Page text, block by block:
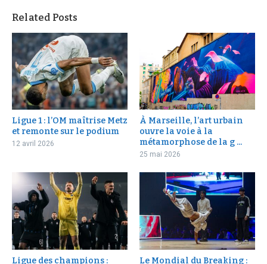
Related Posts
Ligue 1 : l’OM maîtrise Metz
et remonte sur le podium
12 avril 2026
À Marseille, l’art urbain
ouvre la voie à la
métamorphose de la g ...
25 mai 2026
Ligue des champions :
Le Mondial du Breaking :